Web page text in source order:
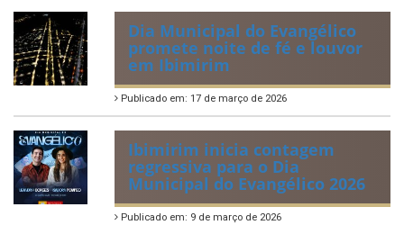
Dia Municipal do Evangélico
promete noite de fé e louvor
em Ibimirim
Publicado em: 17 de março de 2026
Ibimirim inicia contagem
regressiva para o Dia
Municipal do Evangélico 2026
Publicado em: 9 de março de 2026